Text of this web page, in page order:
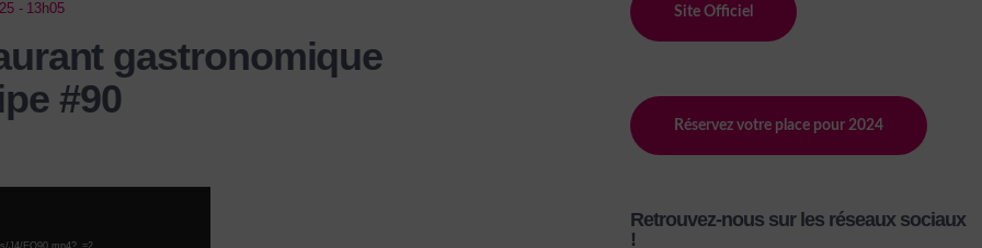
- 13h05
gastronomique
#90
J4/EQ90.mp4?_=2
Site Officiel
Réservez votre place pour 2024
Retrouvez-nous sur les réseaux sociaux
!